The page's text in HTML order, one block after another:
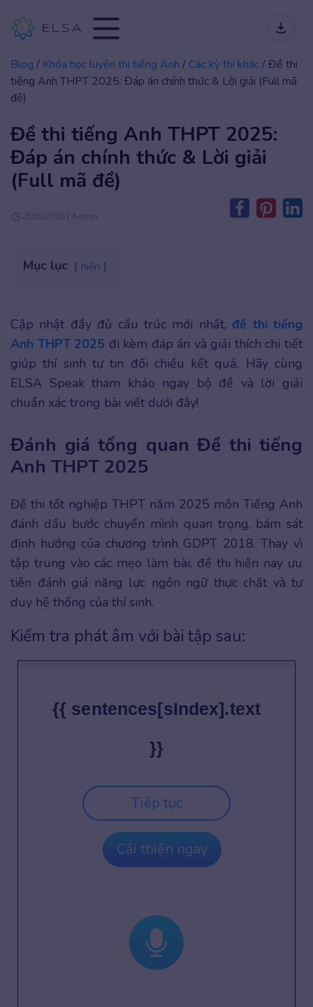
Blog / Khóa học luyện thi tiếng Anh / Các kỳ thi khác/Đề thi
tiếng Anh THPT 2025: Đáp án chính thức & Lời giải (Full mã
đề)
Đề thi tiếng Anh THPT 2025:
Đáp án chính thức & Lời giải
(Full mã đề)
25/05/2026 | Admin
Mục lục hiện
Cập nhật đầy đủ cấu trúc mới nhất, đề thi tiếng
Anh THPT 2025 đi kèm đáp án và giải thích chi tiết
giúp thí sinh tự tin đối chiếu kết quả. Hãy cùng
ELSA Speak tham khảo ngay bộ đề và lời giải
chuẩn xác trong bài viết dưới đây!
Đánh giá tổng quan Đề thi tiếng
Anh THPT 2025
Đề thi tốt nghiệp THPT năm 2025 môn Tiếng Anh
đánh dấu bước chuyển mình quan trọng, bám sát
định hướng của chương trình GDPT 2018. Thay vì
tập trung vào các mẹo làm bài, đề thi hiện nay ưu
tiên đánh giá năng lực ngôn ngữ thực chất và tư
duy hệ thống của thí sinh.
Kiểm tra phát âm với bài tập sau:
{{ sentences[sIndex].text
}}
Tiếp tục
Cải thiện ngay